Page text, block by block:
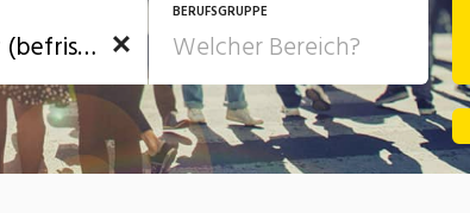
100%Pensum
POSITION
BERUFSGRUPPE
Bildung, Kunst, Design, Soziale
Berufe, Sport